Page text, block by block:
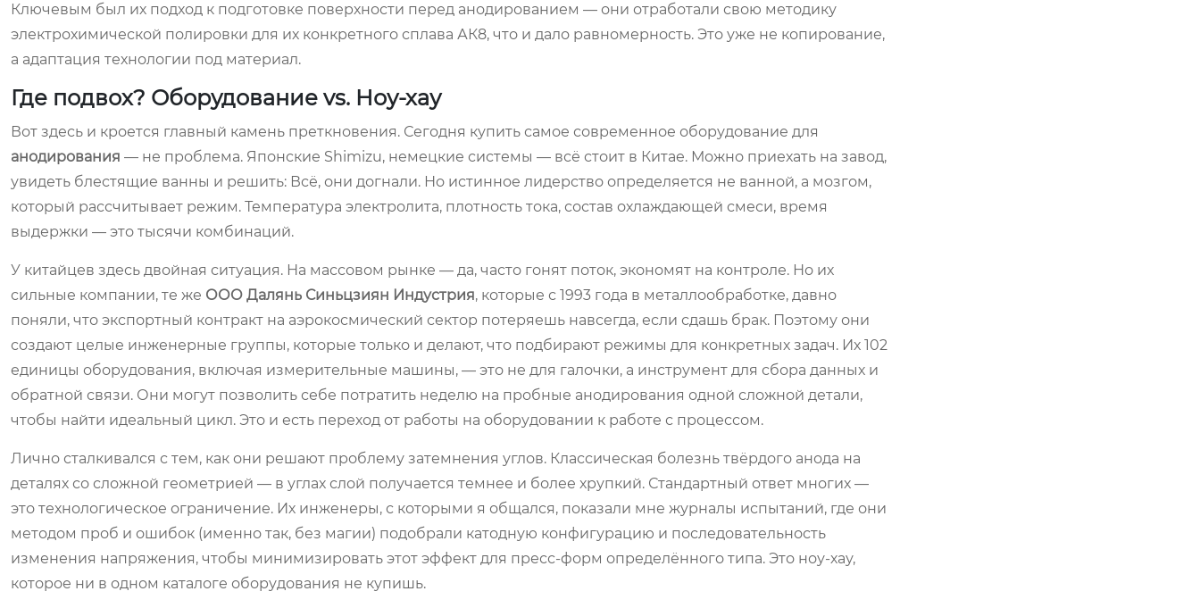
Ключевым был их подход к подготовке поверхности перед анодированием — они отработали свою методику
электрохимической полировки для их конкретного сплава АК8, что и дало равномерность. Это уже не копирование,
а адаптация технологии под материал.
Где подвох? Оборудование vs. Ноу-хау
Вот здесь и кроется главный камень преткновения. Сегодня купить самое современное оборудование для
анодирования — не проблема. Японские Shimizu, немецкие системы — всё стоит в Китае. Можно приехать на завод,
увидеть блестящие ванны и решить: Всё, они догнали. Но истинное лидерство определяется не ванной, а мозгом,
который рассчитывает режим. Температура электролита, плотность тока, состав охлаждающей смеси, время
выдержки — это тысячи комбинаций.
У китайцев здесь двойная ситуация. На массовом рынке — да, часто гонят поток, экономят на контроле. Но их
сильные компании, те же ООО Далянь Синьцзиян Индустрия, которые с 1993 года в металлообработке, давно
поняли, что экспортный контракт на аэрокосмический сектор потеряешь навсегда, если сдашь брак. Поэтому они
создают целые инженерные группы, которые только и делают, что подбирают режимы для конкретных задач. Их 102
единицы оборудования, включая измерительные машины, — это не для галочки, а инструмент для сбора данных и
обратной связи. Они могут позволить себе потратить неделю на пробные анодирования одной сложной детали,
чтобы найти идеальный цикл. Это и есть переход от работы на оборудовании к работе с процессом.
Лично сталкивался с тем, как они решают проблему затемнения углов. Классическая болезнь твёрдого анода на
деталях со сложной геометрией — в углах слой получается темнее и более хрупкий. Стандартный ответ многих —
это технологическое ограничение. Их инженеры, с которыми я общался, показали мне журналы испытаний, где они
методом проб и ошибок (именно так, без магии) подобрали катодную конфигурацию и последовательность
изменения напряжения, чтобы минимизировать этот эффект для пресс-форм определённого типа. Это ноу-хау,
которое ни в одном каталоге оборудования не купишь.